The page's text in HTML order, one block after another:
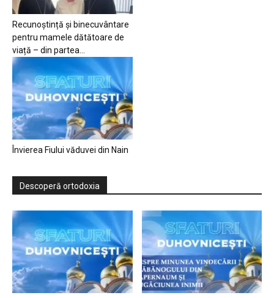
Recunoștință și binecuvântare
pentru mamele dătătoare de
viață – din partea...
Învierea Fiului văduvei din Nain
Descoperă ortodoxia